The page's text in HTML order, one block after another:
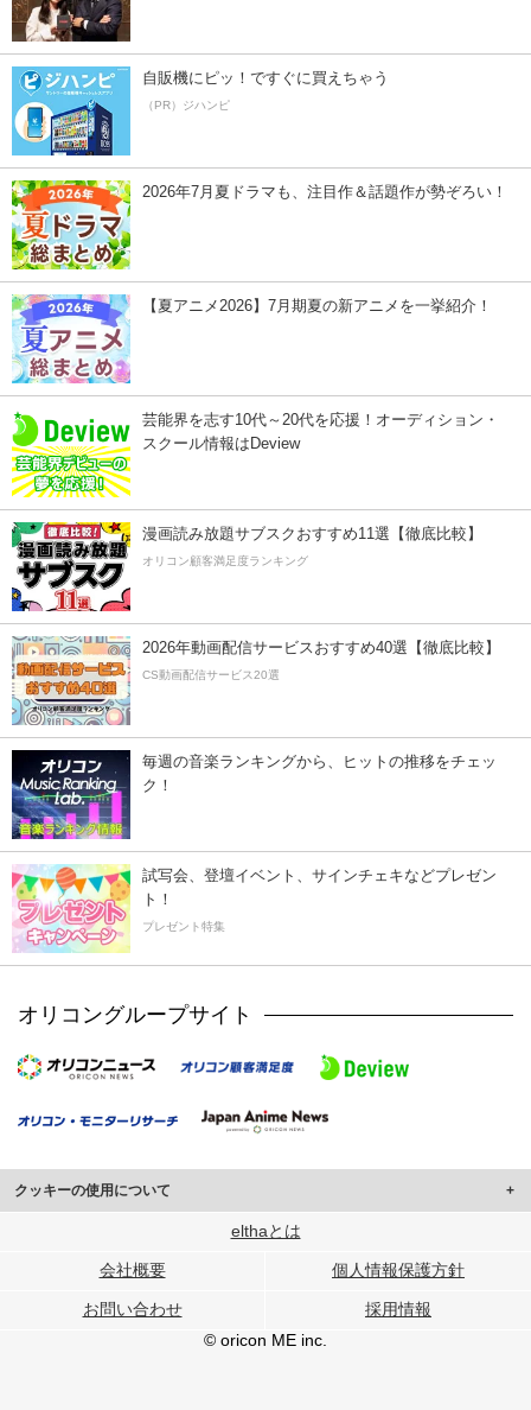
自販機にピッ！ですぐに買えちゃう
（PR）ジハンピ
2026年7月夏ドラマも、注目作＆話題作が勢ぞろい！
【夏アニメ2026】7月期夏の新アニメを一挙紹介！
芸能界を志す10代～20代を応援！オーディション・
スクール情報はDeview
漫画読み放題サブスクおすすめ11選【徹底比較】
オリコン顧客満足度ランキング
2026年動画配信サービスおすすめ40選【徹底比較】
CS動画配信サービス20選
毎週の音楽ランキングから、ヒットの推移をチェッ
ク！
試写会、登壇イベント、サインチェキなどプレゼン
ト！
プレゼント特集
オリコングループサイト
クッキーの使用について
このサイトでは Cookie を使用して、ユーザーに合わせたコンテンツや広告の
行っています。
メディアや広告配信、データ解析の各パートナーに提供しています。
各パートナーは、この情報とユーザーが各パートナーに提供した他の情報や、
ユーザーが各パートナーのサービスを使用したときに収集した他の情報を組み
elthaとは
会社概要 個人情報保護方針
お問い合わせ
採用情報
© oricon ME inc.